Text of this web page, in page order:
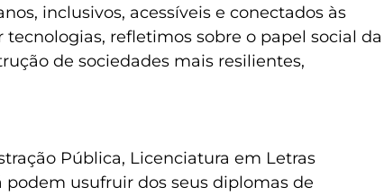
inclusivos, acessíveis e conectados às
refletimos sobre o papel social da
de sociedades mais resilientes,
Pública, Licenciatura em Letras
usufruir dos seus diplomas de